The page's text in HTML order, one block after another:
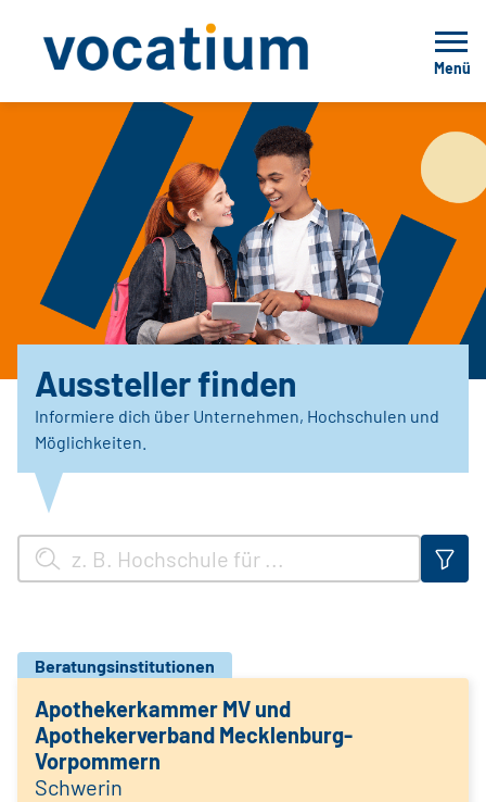
Menü
Aussteller finden
Informiere dich über Unternehmen, Hochschulen und
Möglichkeiten.
Beratungsinstitutionen
Apothekerkammer MV und
Apothekerverband Mecklenburg-
Vorpommern
Schwerin